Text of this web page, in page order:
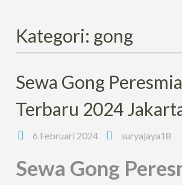
Kategori: gong
Sewa Gong
Terbaru 2024
6 Februari 2024 suryajaya18
Sewa Gong